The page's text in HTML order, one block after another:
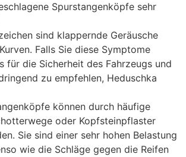
Spurstangenköpfe sehr
sind klappernde Geräusche
Falls Sie diese Symptome
für die Sicherheit des Fahrzeugs und
zu empfehlen, Heduschka
können durch häufige
oder Kopfsteinpflaster
Sie sind einer sehr hohen Belastung
wie die Schläge gegen die Reifen